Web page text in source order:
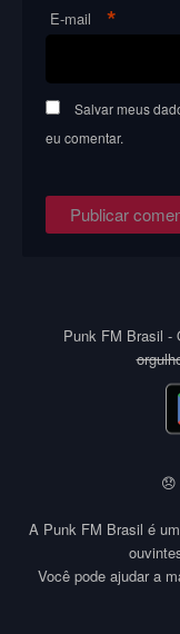
E-mail *
Salvar meus
eu comentar.
Punk FM Brasil -
😞
A Punk FM Brasil é
Você pode ajudar a